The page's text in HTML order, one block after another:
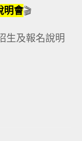
明會🎬
生及報名說明